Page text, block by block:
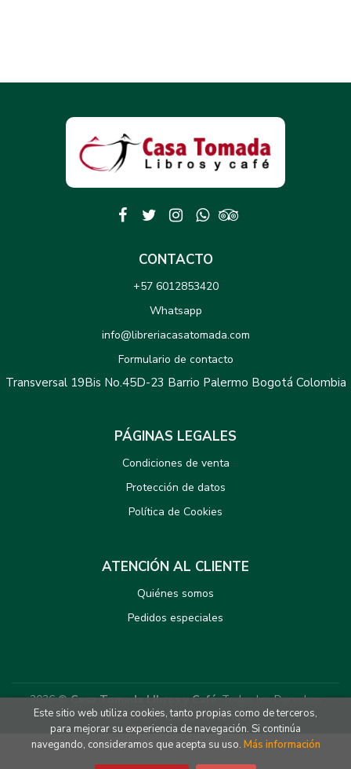
CONTACTO
+57 6012853420
Whatsapp
info@libreriacasatomada.com
Formulario de contacto
Transversal 19Bis No.45D-23 Barrio Palermo Bogotá Colombia
PÁGINAS LEGALES
Condiciones de venta
Protección de datos
Política de Cookies
ATENCIÓN AL CLIENTE
Quiénes somos
Pedidos especiales
2026 ©Casa Tomada LIbros y Café. Todos los Derechos
Reservados |Grupo Trevenque
Este sitio web utiliza cookies, tanto propias como de terceros,
para mejorar su experiencia de navegación. Si continúa
navegando, consideramos que acepta su uso. Más información